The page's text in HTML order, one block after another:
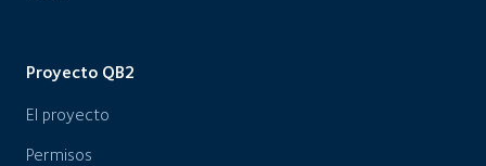
Proyecto QB2
El proyecto
Permisos